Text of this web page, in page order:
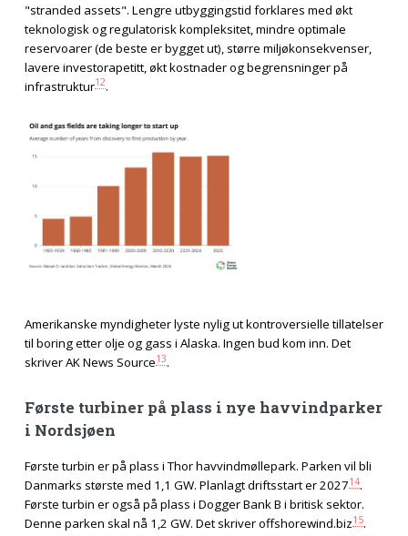
"stranded assets". Lengre utbyggingstid forklares med økt
teknologisk og regulatorisk kompleksitet, mindre optimale
reservoarer (de beste er bygget ut), større miljøkonsekvenser,
lavere investorapetitt, økt kostnader og begrensninger på
infrastruktur12.
Amerikanske myndigheter lyste nylig ut kontroversielle tillatelser
til boring etter olje og gass i Alaska. Ingen bud kom inn. Det
skriver AK News Source13.
Første turbiner på plass i nye havvindparker
i Nordsjøen
Første turbin er på plass i Thor havvindmøllepark. Parken vil bli
Danmarks største med 1,1 GW. Planlagt driftsstart er 202714.
Første turbin er også på plass i Dogger Bank B i britisk sektor.
Denne parken skal nå 1,2 GW. Det skriver offshorewind.biz15.